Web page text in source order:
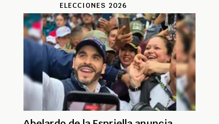
ELECCIONES 2026